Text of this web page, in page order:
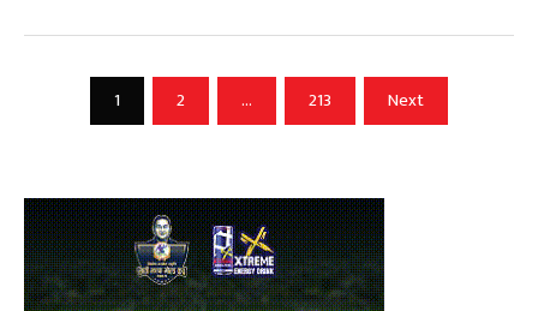
Posts
pagination
1 2 … 213 Next